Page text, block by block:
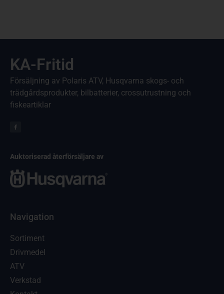
KA-Fritid
Försäljning av Polaris ATV, Husqvarna skogs- och
trädgårdsprodukter, bilbatterier, crossutrustning och
fiskeartiklar
Auktoriserad återförsäljare av
Navigation
Sortiment
Drivmedel
ATV
Verkstad